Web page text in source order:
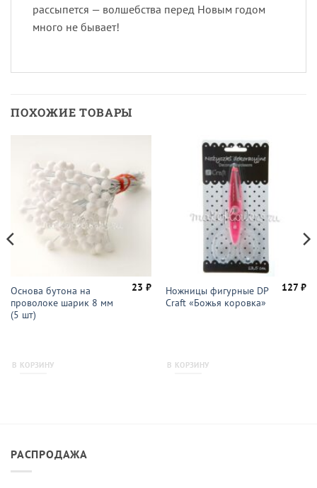
рассыпется — волшебства перед Новым годом
много не бывает!
ПОХОЖИЕ ТОВАРЫ
Основа бутона на
проволоке шарик 8 мм
(5 шт)
23₽
В КОРЗИНУ
Ножницы фигурные DP
Craft «Божья коровка»
127₽
В КОРЗИНУ
РАСПРОДАЖА